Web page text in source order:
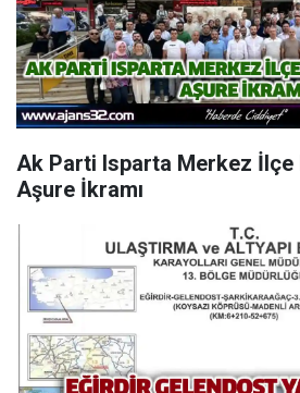
Ak Parti Isparta Merkez İlçe
Aşure İkramı